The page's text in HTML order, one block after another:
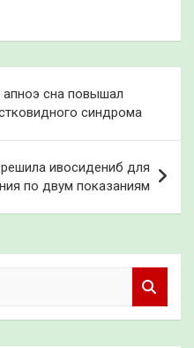
сна повышал
синдрома
ивосидениб для
по двум показаниям